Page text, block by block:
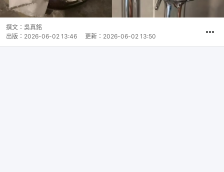
撰文： 吳真銘
出版： 2026-06-02 13:46 更新： 2026-06-02 13:50